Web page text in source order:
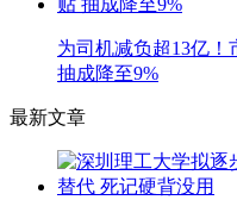
为司机减负超13亿
抽成降至9%
最新文章